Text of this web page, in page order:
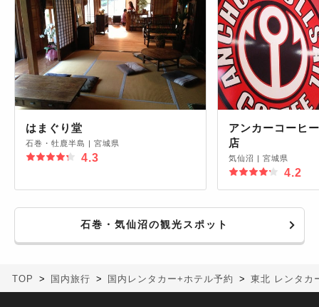
はまぐり堂
石巻・牡鹿半島 | 宮城県
4.3
アンカーコーヒ
店
気仙沼 | 宮城県
4.2
石巻・気仙沼の観光スポット
TOP 国内旅行 国内レンタカー+ホテル予約 東北 レンタカ